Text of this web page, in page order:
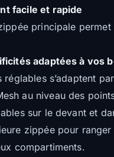
facile et rapide
principale
adaptées à vos
réglables s’adaptent
au niveau des
sur le devant et
zippée pour
compartiments.